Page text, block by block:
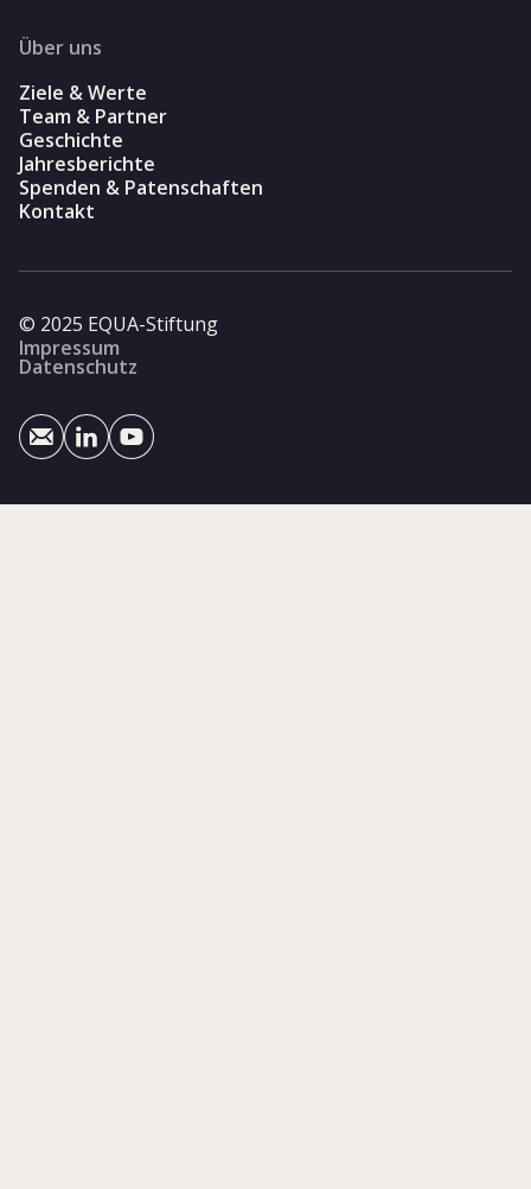
Über uns
Ziele & Werte
Team & Partner
Geschichte
Jahresberichte
Spenden & Patenschaften
Kontakt
© 2025 EQUA-Stiftung
Impressum
Datenschutz